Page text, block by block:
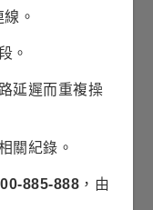
配
月配息
。
。
延遲而重複操
關紀錄。
885-888 ，由